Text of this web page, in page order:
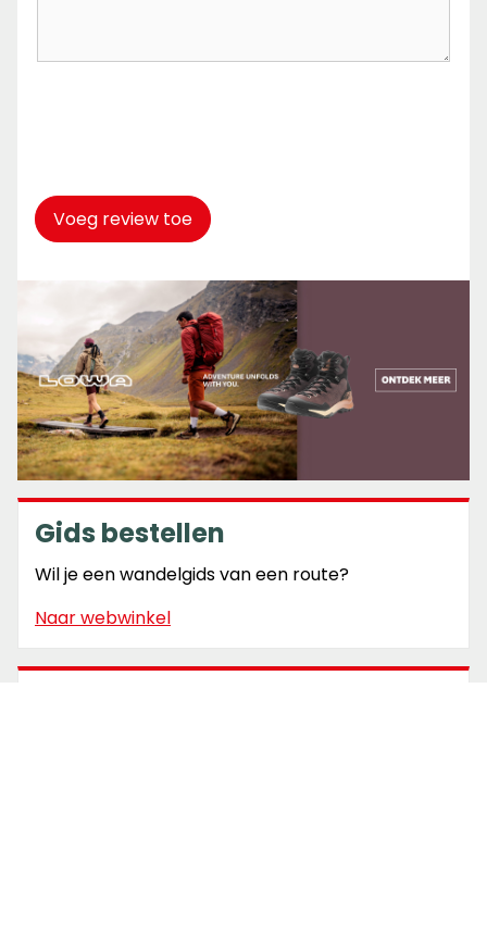
Voeg review toe
Gids bestellen
Wil je een wandelgids van een route?
Naar webwinkel